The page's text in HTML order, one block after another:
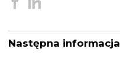
Następna informacja